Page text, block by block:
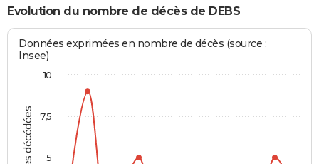
Evolution du nombre de décès de DEBS
Données exprimées en nombre de décès (source :
Insee)
5
7,5
10